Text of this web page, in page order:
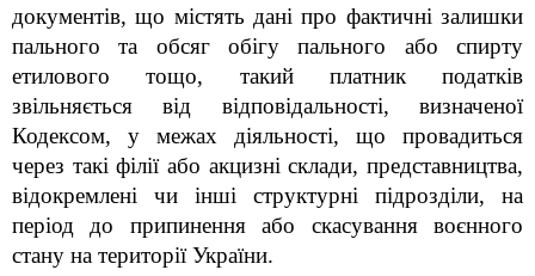
документів, що містять дані про фактичні залишки
пального та обсяг обігу пального або спирту
етилового тощо, такий платник податків
звільняється від відповідальності, визначеної
Кодексом, у межах діяльності, що провадиться
через такі філії або акцизні склади, представництва,
відокремлені чи інші структурні підрозділи, на
період до припинення або скасування воєнного
стану на території України.